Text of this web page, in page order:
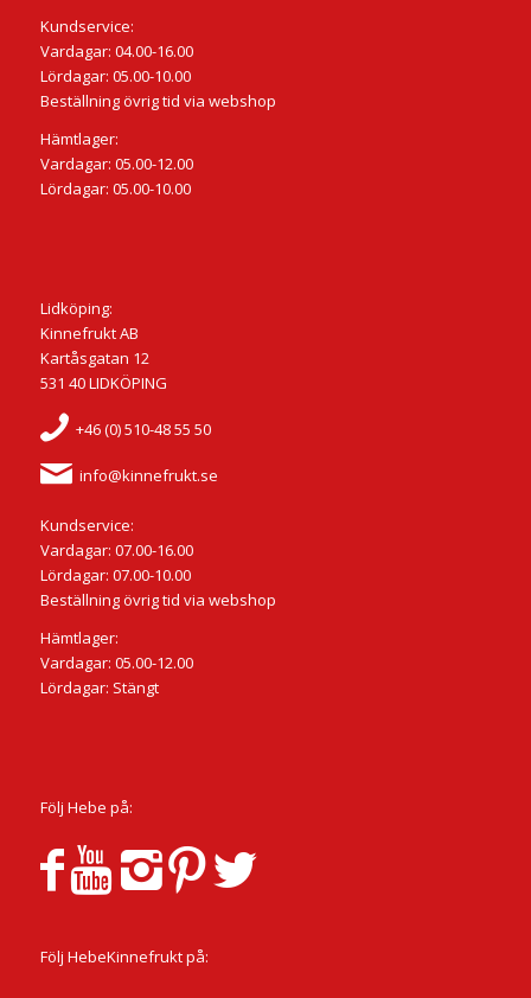
Kundservice:
Vardagar: 04.00-16.00
Lördagar: 05.00-10.00
Beställning övrig tid via webshop
Hämtlager:
Vardagar: 05.00-12.00
Lördagar: 05.00-10.00
Lidköping:
Kinnefrukt AB
Kartåsgatan 12
531 40 LIDKÖPING
+46 (0) 510-48 55 50
info@kinnefrukt.se
Kundservice:
Vardagar: 07.00-16.00
Lördagar: 07.00-10.00
Beställning övrig tid via webshop
Hämtlager:
Vardagar: 05.00-12.00
Lördagar: Stängt
Följ Hebe på:
Följ HebeKinnefrukt på: